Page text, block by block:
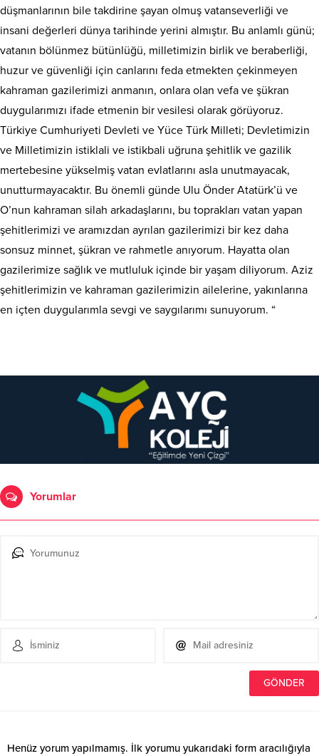
düşmanlarının bile takdirine şayan olmuş vatanseverliği ve
insani değerleri dünya tarihinde yerini almıştır. Bu anlamlı günü;
vatanın bölünmez bütünlüğü, milletimizin birlik ve beraberliği,
huzur ve güvenliği için canlarını feda etmekten çekinmeyen
kahraman gazilerimizi anmanın, onlara olan vefa ve şükran
duygularımızı ifade etmenin bir vesilesi olarak görüyoruz.
Türkiye Cumhuriyeti Devleti ve Yüce Türk Milleti; Devletimizin
ve Milletimizin istiklali ve istikbali uğruna şehitlik ve gazilik
mertebesine yükselmiş vatan evlatlarını asla unutmayacak,
unutturmayacaktır. Bu önemli günde Ulu Önder Atatürk’ü ve
O’nun kahraman silah arkadaşlarını, bu toprakları vatan yapan
şehitlerimizi ve aramızdan ayrılan gazilerimizi bir kez daha
sonsuz minnet, şükran ve rahmetle anıyorum. Hayatta olan
gazilerimize sağlık ve mutluluk içinde bir yaşam diliyorum. Aziz
şehitlerimizin ve kahraman gazilerimizin ailelerine, yakınlarına
en içten duygularımla sevgi ve saygılarımı sunuyorum. “
Yorumlar
Henüz yorum yapılmamış. İlk yorumu yukarıdaki form aracılığıyla